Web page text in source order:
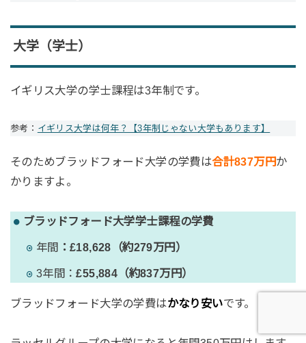
大学（学士）
イギリス大学の学士課程は3年制です。
参考： イギリス大学は何年？【3年制じゃない大学もあります】
そのためブラッドフォード大学の学費は合計837万円か
かりますよ。
ブラッドフォード大学学士課程の学費
年間 ： £18,628（約279万円）
3年間：£55,884（約837万円）
ブラッドフォード大学の学費はかなり安いです。